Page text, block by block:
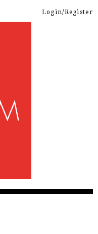
Login/Register